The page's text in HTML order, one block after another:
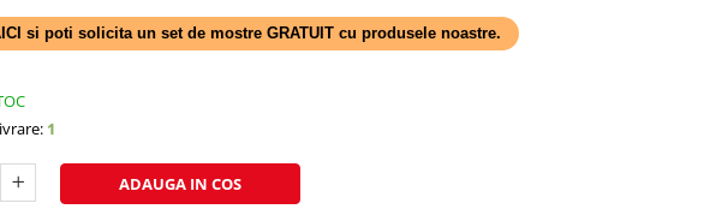
si poti solicita un set de mostre GRATUIT cu produsele noastre.
1
ADAUGA IN COS